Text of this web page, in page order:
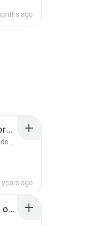
ago
Ze Neto E Cristiano - Dorme Junto Acorda Separado - Top 20 Sertanejas de 2015
years ago
Mc kevin novinha quer mamar () (áudio oficial)